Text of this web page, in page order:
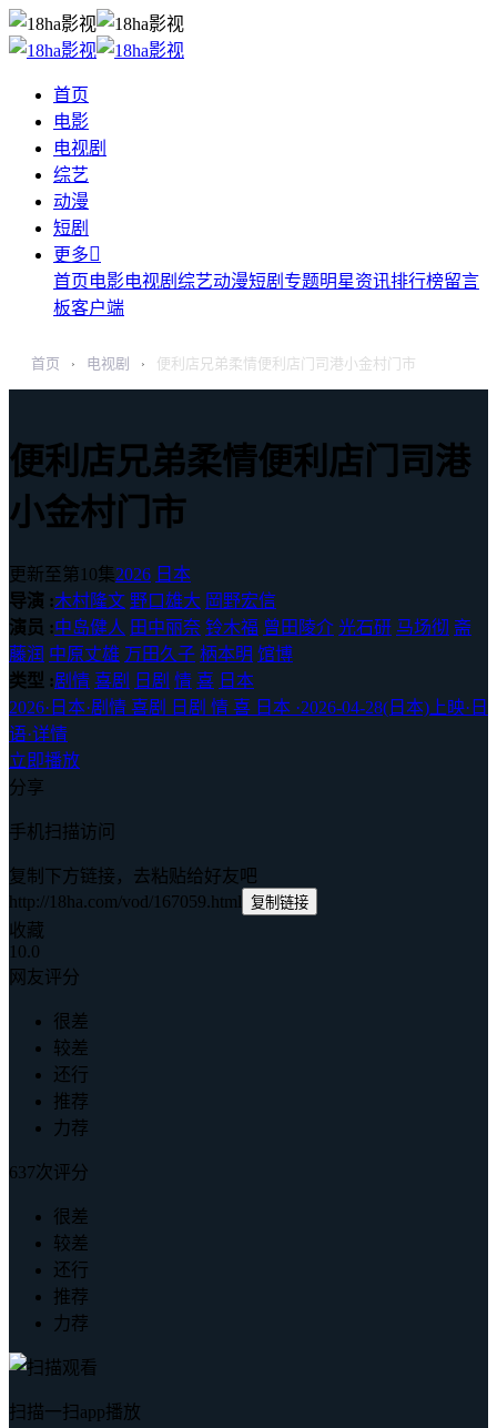
首页
电影
电视剧
综艺
动漫
短剧
更多
首页电影电视剧 综艺动漫短剧 专题明星资讯排行榜留言
板客户端
首页 › 电视剧 › 便利店兄弟柔情便利店门司港小金村门市
便利店兄弟柔情便利店门司港
小金村门市
更新至第10集2026 日本
导演 :木村隆文 野口雄大 岡野宏信
演员 :中岛健人 田中丽奈 铃木福 曾田陵介 光石研 马场彻 斋
藤润 中原丈雄 万田久子 柄本明 馆博
类型 :剧情 喜剧 日剧 情 喜 日本
2026· 日本·剧情 喜剧 日剧 情 喜 日本 ·2026-04-28(日本)上映· 日
语·详情
立即播放
分享
手机扫描访问
复制下方链接，去粘贴给好友吧
http://18ha.com/vod/167059.html 复制链接
收藏
10.0
网友评分
很差
较差
还行
推荐
力荐
637次评分
很差
较差
还行
推荐
力荐
扫描一扫app播放